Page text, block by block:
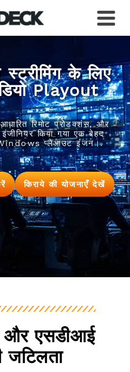
के लिए
Playout
रिमोट प्रोडक्शंस, और
किया गया एक बेहद
Windows प्लेआउट इंजन।.
किराये की योजनाएँ देखें
एसडीआई
जटिलता